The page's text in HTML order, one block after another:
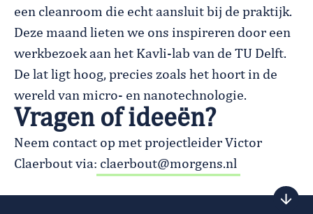
een cleanroom die echt aansluit bij de praktijk.
Deze maand lieten we ons inspireren door een
werkbezoek aan het Kavli-lab van de TU Delft.
De lat ligt hoog, precies zoals het hoort in de
wereld van micro- en nanotechnologie.
Vragen of ideeën?
Neem contact op met projectleider Victor
Claerbout via: claerbout@morgens.nl